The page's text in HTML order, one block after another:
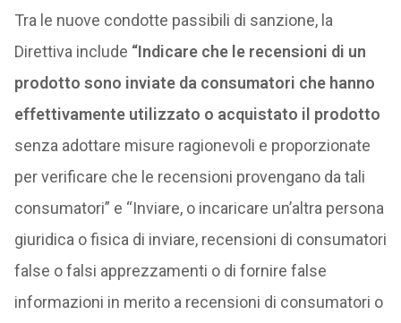
Tra le nuove condotte passibili di sanzione, la
Direttiva include “Indicare che le recensioni di un
prodotto sono inviate da consumatori che hanno
effettivamente utilizzato o acquistato il prodotto
senza adottare misure ragionevoli e proporzionate
per verificare che le recensioni provengano da tali
consumatori” e “Inviare, o incaricare un’altra persona
giuridica o fisica di inviare, recensioni di consumatori
false o falsi apprezzamenti o di fornire false
informazioni in merito a recensioni di consumatori o